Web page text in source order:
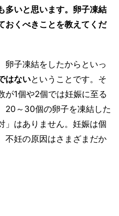
多いと思います。卵子凍結
おくべきことを教えてくだ
卵子凍結をしたからといっ
はないということです。そ
が1個や2個では妊娠に至る
20～30個の卵子を凍結した
」はありません。妊娠は個
不妊の原因はさまざまだか